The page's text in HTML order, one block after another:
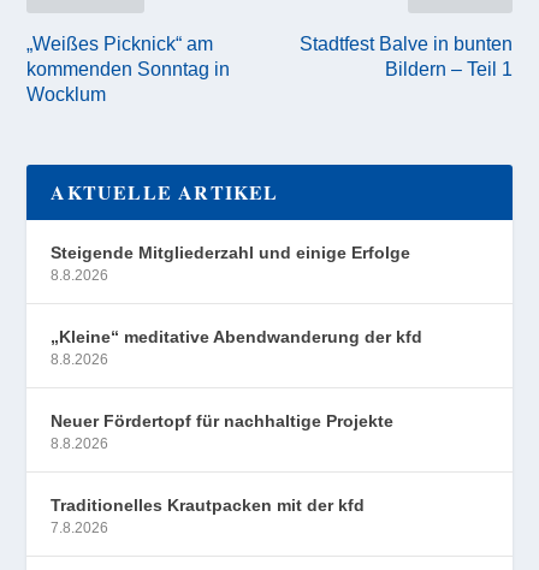
„Weißes Picknick“ am
kommenden Sonntag in
Wocklum
Stadtfest Balve in bunten
Bildern – Teil 1
AKTUELLE ARTIKEL
Steigende Mitgliederzahl und einige Erfolge
8.8.2026
„Kleine“ meditative Abendwanderung der kfd
8.8.2026
Neuer Fördertopf für nachhaltige Projekte
8.8.2026
Traditionelles Krautpacken mit der kfd
7.8.2026